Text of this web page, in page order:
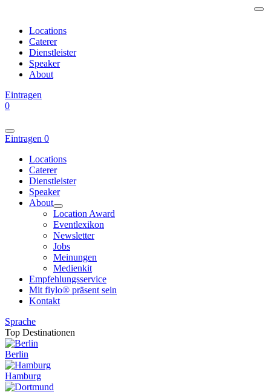
Locations
Caterer
Dienstleister
Speaker
About
Eintragen
0
Eintragen 0
Locations
Caterer
Dienstleister
Speaker
About
Location Award
Eventlexikon
Newsletter
Jobs
Meinungen
Medienkit
Empfehlungsservice
Mit fiylo® präsent sein
Kontakt
Sprache
Top Destinationen
Berlin
Hamburg